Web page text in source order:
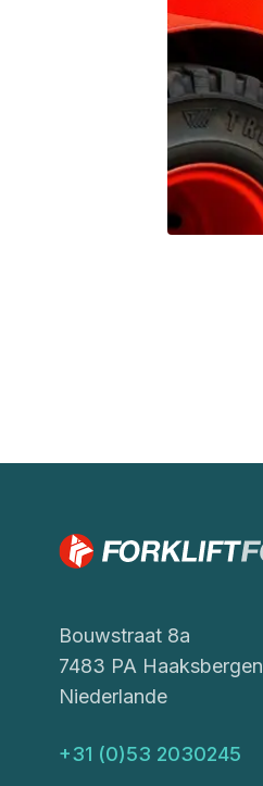
Bouwstraat 8a
7483 PA Haaksbergen
Niederlande
+31 (0)53 2030245